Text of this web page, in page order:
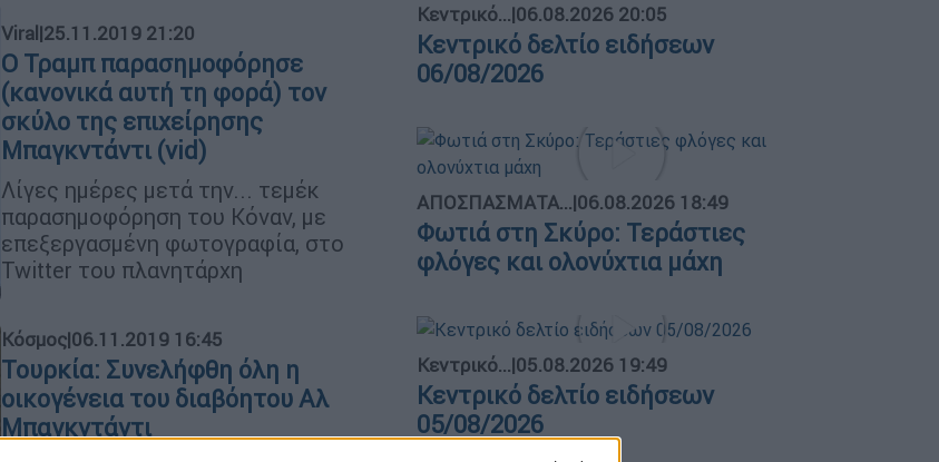
Viral |25.11.2019 21:20
Ο Τραμπ παρασημοφόρησε
(κανονικά αυτή τη φορά) τον
σκύλο της επιχείρησης
Μπαγκντάντι (vid)
Λίγες ημέρες μετά την... τεμέκ
παρασημοφόρηση του Κόναν, με
επεξεργασμένη φωτογραφία, στο
Twitter του πλανητάρχη
Κόσμος|06.11.2019 16:45
Τουρκία: Συνελήφθη όλη η
οικογένεια του διαβόητου Αλ
Μπαγκντάντι
Κεντρικό...|06.08.2026 20:05
Κεντρικό δελτίο ειδήσεων
06/08/2026
ΑΠΟΣΠΑΣΜΑΤΑ...|06.08.2026 18:49
Φωτιά στη Σκύρο: Τεράστιες
φλόγες και ολονύχτια μάχη
Κεντρικό...|05.08.2026 19:49
Κεντρικό δελτίο ειδήσεων
05/08/2026